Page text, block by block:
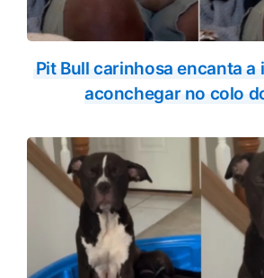
Pit Bull carinhosa encanta a
aconchegar no colo